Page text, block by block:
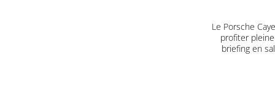
Le Porsche
profiter
briefing en